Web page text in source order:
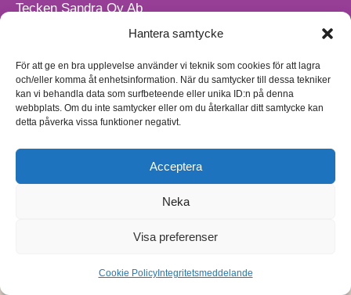
Hantera samtycke
För att ge en bra upplevelse använder vi teknik som cookies för att lagra
och/eller komma åt enhetsinformation. När du samtycker till dessa tekniker
kan vi behandla data som surfbeteende eller unika ID:n på denna
webbplats. Om du inte samtycker eller om du återkallar ditt samtycke kan
detta påverka vissa funktioner negativt.
Acceptera
Neka
Visa preferenser
Cookie PolicyIntegritetsmeddelande
Tecken Sandra Oy Ab
info@teckensandra.fi
Vårt verksamhetsutrymme HÖRNAN ligger i Sibbo.
Torpvägen 9 B 13,
01150 Söderkulla
Beställnings- och leveransvillkor
Sekretesspolicy
(på finska)